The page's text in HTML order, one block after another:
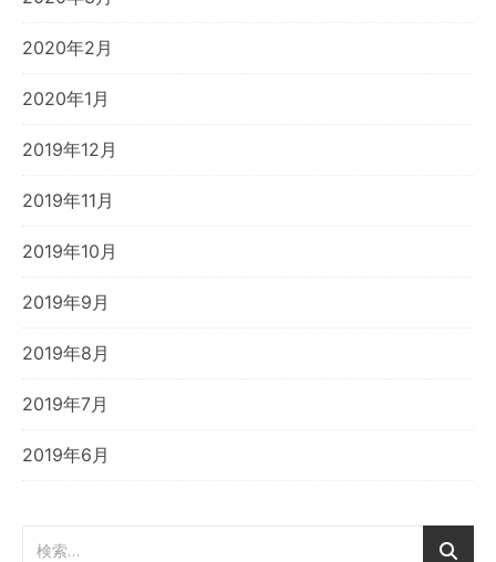
2020年2月
2020年1月
2019年12月
2019年11月
2019年10月
2019年9月
2019年8月
2019年7月
2019年6月